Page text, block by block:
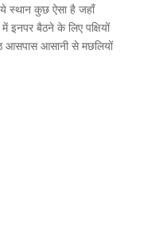
स्थान कुछ ऐसा है जहाँ
इनपर बैठने के लिए पक्षियों
आसपास आसानी से मछलियों